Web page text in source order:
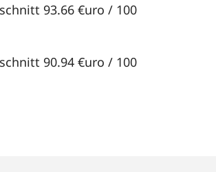
93.66 €uro / 100
90.94 €uro / 100